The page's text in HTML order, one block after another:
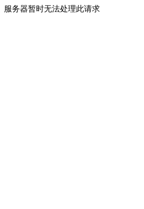
服务器暂时无法处理此请求